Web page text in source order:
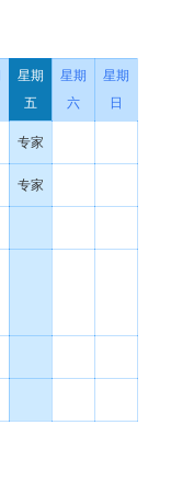
星期
五
星期
六
星期
日
专家
专家